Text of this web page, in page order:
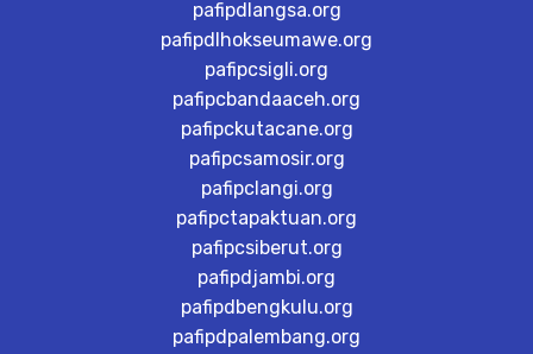
pafipdlangsa.org
pafipdlhokseumawe.org
pafipcsigli.org
pafipcbandaaceh.org
pafipckutacane.org
pafipcsamosir.org
pafipclangi.org
pafipctapaktuan.org
pafipcsiberut.org
pafipdjambi.org
pafipdbengkulu.org
pafipdpalembang.org